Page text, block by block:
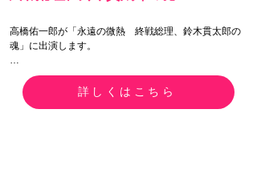
高橋佑一郎が「永遠の微熱　終戦総理、鈴木貫太郎の
魂」に出演します。
【公演日】
2026年8月7日(金)・8日(土)・9日(日)
各日開場12:00　開演13:00
詳しくはこちら